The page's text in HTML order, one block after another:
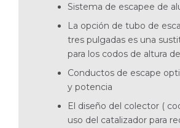
Sistema de escapee de
La opción de tubo de
tres pulgadas es una
para los codos de altura
Conductos de escape
y potencia
El diseño del colector (
uso del catalizador para